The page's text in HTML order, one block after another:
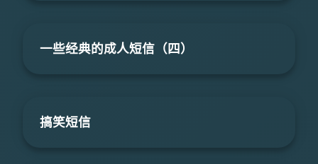
一些经典的成人短信（四）
搞笑短信